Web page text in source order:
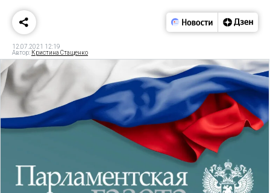
12.07.2021 12:19
Автор: Кристина Стащенко